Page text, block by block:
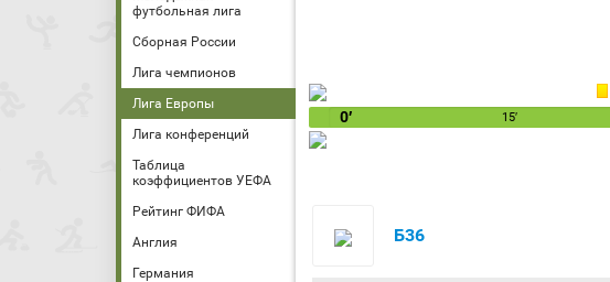
футбольная лига
Сборная России
Лига чемпионов
Лига Европы
Лига конференций
Таблица
коэффициентов УЕФА
Рейтинг ФИФА
Англия
Германия
0′ 15′
Б36